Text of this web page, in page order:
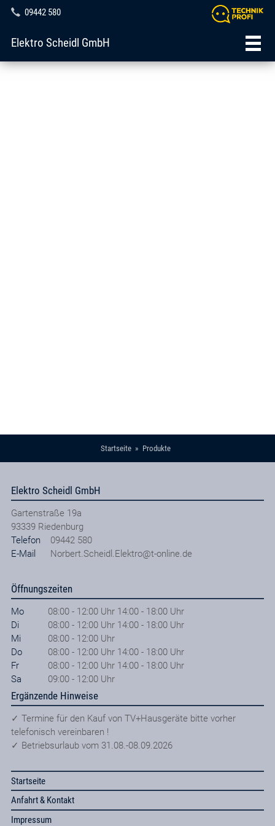
09442 580
Elektro Scheidl GmbH
Startseite Produkte
Elektro Scheidl GmbH
Gartenstraße 19a
93339 Riedenburg
Telefon
09442 580
E-Mail
Norbert.Scheidl.Elektro@t-online.de
Öffnungszeiten
Mo
08:00 - 12:00 Uhr 14:00 - 18:00 Uhr
Di
08:00 - 12:00 Uhr 14:00 - 18:00 Uhr
Mi
08:00 - 12:00 Uhr
Do
08:00 - 12:00 Uhr 14:00 - 18:00 Uhr
Fr
08:00 - 12:00 Uhr 14:00 - 18:00 Uhr
Sa
09:00 - 12:00 Uhr
Ergänzende Hinweise
✓ Termine für den Kauf von TV+Hausgeräte bitte vorher
telefonisch vereinbaren !
✓ Betriebsurlaub vom 31.08.-08.09.2026
Startseite
Anfahrt & Kontakt
Impressum